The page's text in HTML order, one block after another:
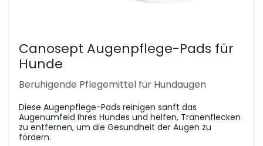
Canosept Augenpflege-Pads für
Hunde
Beruhigende Pflegemittel für Hundaugen
Diese Augenpflege-Pads reinigen sanft das
Augenumfeld Ihres Hundes und helfen, Tränenflecken
zu entfernen, um die Gesundheit der Augen zu
fördern.